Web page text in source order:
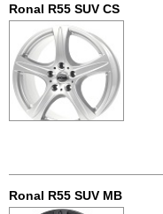
Ronal R55 SUV CS
Ronal R55 SUV MB